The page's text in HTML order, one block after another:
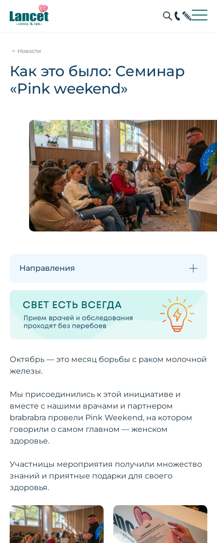
Новости
Как это было: Семинар
«Pink weekend»
Октябрь — это месяц борьбы с раком молочной
железы.
Мы присоединились к этой инициативе и
вместе с нашими врачами и партнером
brabrabra провели Pink Weekend, на котором
говорили о самом главном — женском
здоровье.
Участницы мероприятия получили множество
знаний и приятные подарки для своего
здоровья.
Направления